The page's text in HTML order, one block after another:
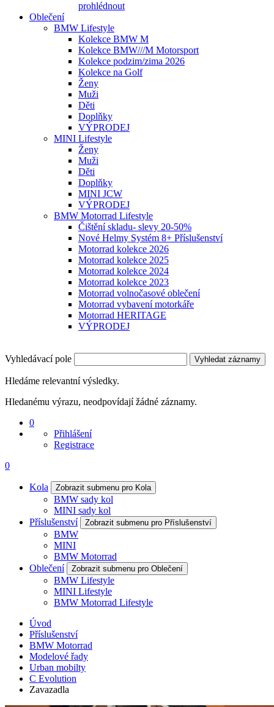
prohlédnout
Oblečení
BMW Lifestyle
Kolekce BMW M
Kolekce BMW///M Motorsport
Kolekce podzim/zima 2026
Kolekce na Golf
Ženy
Muži
Děti
Doplňky
VÝPRODEJ
MINI Lifestyle
Ženy
Muži
Děti
Doplňky
MINI JCW
VÝPRODEJ
BMW Motorrad Lifestyle
Čištění skladu- slevy 20-50%
Nové Helmy Systém 8+ Příslušenství
Motorrad kolekce 2026
Motorrad kolekce 2025
Motorrad kolekce 2024
Motorrad kolekce 2023
Motorrad volnočasové oblečení
Motorrad vybavení motorkáře
Motorrad HERITAGE
VÝPRODEJ
Vyhledávací pole Vyhledat záznamy
Hledáme relevantní výsledky.
Hledanému výrazu, neodpovídají žádné záznamy.
0
Přihlášení
Registrace
0
Kola Zobrazit submenu pro Kola
BMW sady kol
MINI sady kol
Příslušenství
Zobrazit submenu pro Příslušenství
BMW
MINI
BMW Motorrad
Oblečení
Zobrazit submenu pro Oblečení
BMW Lifestyle
MINI Lifestyle
BMW Motorrad Lifestyle
Úvod
Příslušenství
BMW Motorrad
Modelové řady
Urban mobilty
C Evolution
Zavazadla